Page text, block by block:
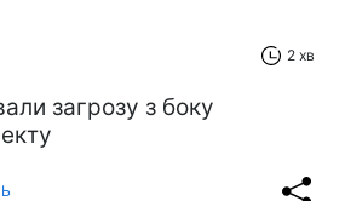
2 хв
загрозу з боку